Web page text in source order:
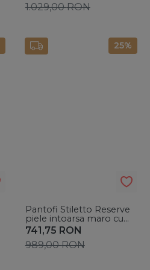
1.029,00RON
25%
Pantofi Stiletto Reserve
piele intoarsa maro cu
toc mic evazat
741,75 RON
989,00RON